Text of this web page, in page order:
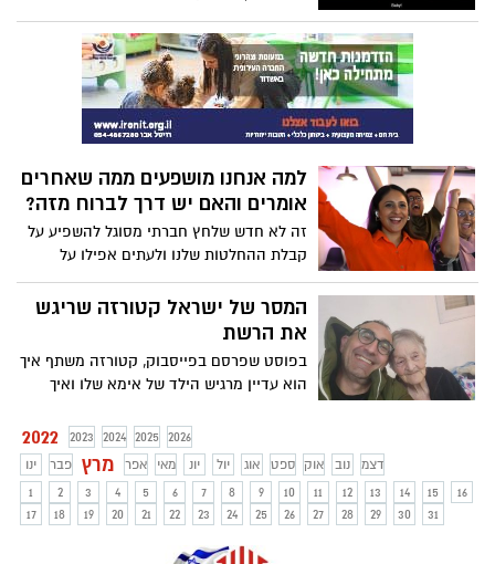
לשיר הישראלי לאירוויזיון 2022 שיבצע מיכאל
בן דוד. על ההפקה החדשה היה אמון המפיק
פרינס פוקס, שלאחרונה עבד עם סטטיק ובן
אל. צפו
למה אנחנו מושפעים ממה שאחרים
אומרים והאם יש דרך לברוח מזה?
זה לא חדש שלחץ חברתי מסוגל להשפיע על
קבלת ההחלטות שלנו ולעתים אפילו על
ההצלחה שלנו בדבר מסוים. עד לאילו רמות
הקול של הסביבה שלנו יכול להגיע והאם יש
דרך לברוח מזה? צפו
המסר של ישראל קטורזה שריגש
את הרשת
בפוסט שפרסם בפייסבוק, קטורזה משתף איך
הוא עדיין מרגיש הילד של אימא שלו ואיך
את הדברים הוא שיתף עם מסר להורים: "אל
תתרגשו שהילד שלכם מתעצבן, יום יבוא והוא
יבין שהכל היה לטובתו"
2022 2023 2024 2025
2026
ינו
פבר מרץ אפר מאי יונ יול אוג ספט אוק נוב
דצמ
1
2 3 4 5 6 7 8 9 10 11 12 13 14 15
16
17
18 19 20 21 22 23 24 25 26 27 28 29 30 31